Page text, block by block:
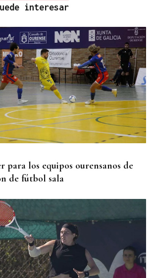
interesar
para los equipos ourensanos de
de fútbol sala